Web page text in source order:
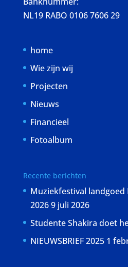
NL19 RABO 0106 7606 29
home
Wie zijn wij
Projecten
Nieuws
Financieel
Fotoalbum
Recente berichten
Muziekfestival landgoed
20269 juli 2026
Studente Shakira doet
NIEUWSBRIEF 2025 1